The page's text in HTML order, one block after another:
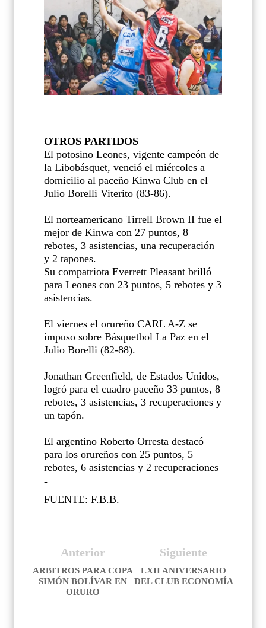
OTROS PARTIDOS
El potosino Leones, vigente campeón de
la Libobásquet, venció el miércoles a
domicilio al paceño Kinwa Club en el
Julio Borelli Viterito (83-86).
El norteamericano Tirrell Brown II fue el
mejor de Kinwa con 27 puntos, 8
rebotes, 3 asistencias, una recuperación
y 2 tapones.
Su compatriota Everrett Pleasant brilló
para Leones con 23 puntos, 5 rebotes y 3
asistencias.
El viernes el orureño CARL A-Z se
impuso sobre Básquetbol La Paz en el
Julio Borelli (82-88).
Jonathan Greenfield, de Estados Unidos,
logró para el cuadro paceño 33 puntos, 8
rebotes, 3 asistencias, 3 recuperaciones y
un tapón.
El argentino Roberto Orresta destacó
para los orureños con 25 puntos, 5
rebotes, 6 asistencias y 2 recuperaciones
-
FUENTE: F.B.B.
Siguiente
LXII ANIVERSARIO
DEL CLUB ECONOMÍA
Anterior
ARBITROS PARA COPA
SIMÓN BOLÍVAR EN
ORURO